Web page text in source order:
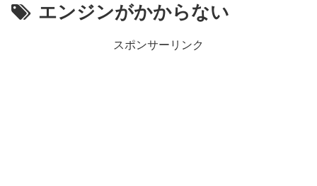
エンジンがかからない
スポンサーリンク